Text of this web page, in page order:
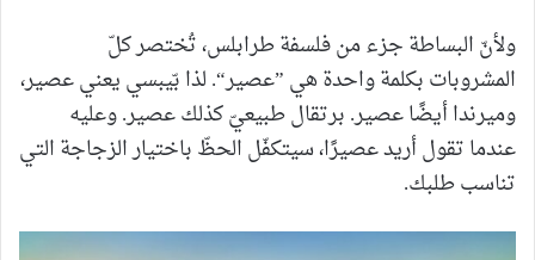
ولأنّ البساطة جزء من فلسفة طرابلس، تُختصر كلّ
المشروبات بكلمة واحدة هي ”عصير“. لذا بّيبسي يعني عصير،
وميرندا أيضًا عصير. برتقال طبيعيّ كذلك عصير. وعليه
عندما تقول أريد عصيرًا، سيتكفّل الحظّ باختيار الزجاجة التي
تناسب طلبك.